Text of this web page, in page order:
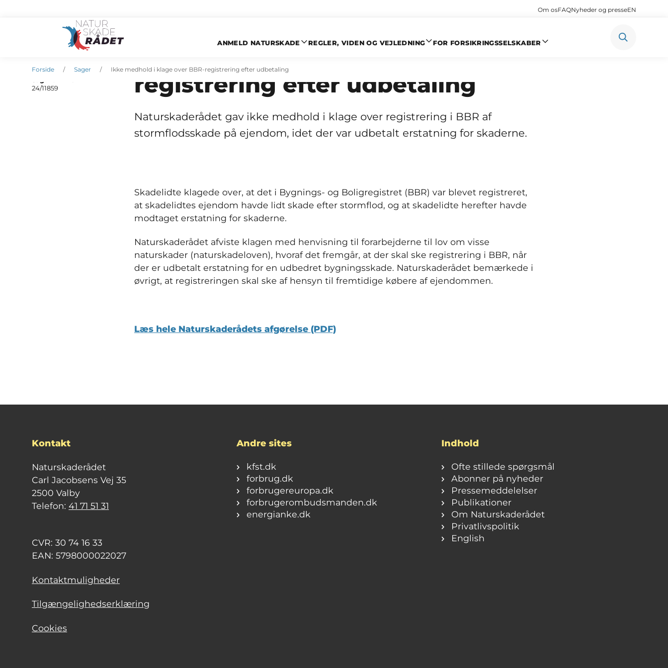
Om osFAQNyheder og presseEN
ANMELD NATURSKADE REGLER, VIDEN OG VEJLEDNING FOR FORSIKRINGSSELSKABER
Forside Sager Ikke medhold i klage over BBR-registrering efter udbetaling
24/11859
Ikke medhold i klage over BBR-
registrering efter udbetaling
Naturskaderådet gav ikke medhold i klage over registrering i BBR af
stormflodsskade på ejendom, idet der var udbetalt erstatning for skaderne.
Skadelidte klagede over, at det i Bygnings- og Boligregistret (BBR) var blevet registreret,
at skadelidtes ejendom havde lidt skade efter stormflod, og at skadelidte herefter havde
modtaget erstatning for skaderne.
Naturskaderådet afviste klagen med henvisning til forarbejderne til lov om visse
naturskader (naturskadeloven), hvoraf det fremgår, at der skal ske registrering i BBR, når
der er udbetalt erstatning for en udbedret bygningsskade. Naturskaderådet bemærkede i
øvrigt, at registreringen skal ske af hensyn til fremtidige købere af ejendommen.
Læs hele Naturskaderådets afgørelse (PDF)
Kontakt
Naturskaderådet
Carl Jacobsens Vej 35
2500 Valby
Telefon: 41 71 51 31
CVR: 30 74 16 33
EAN: 5798000022027
Kontaktmuligheder
Tilgængelighedserklæring
Cookies
Andre sites
kfst.dk
forbrug.dk
forbrugereuropa.dk
forbrugerombudsmanden.dk
energianke.dk
Indhold
Ofte stillede spørgsmål
Abonner på nyheder
Pressemeddelelser
Publikationer
Om Naturskaderådet
Privatlivspolitik
English